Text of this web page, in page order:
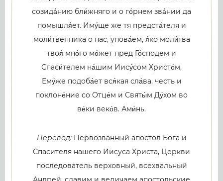
созида́нию бли́жняго и о го́рнем зва́нии да
помышля́ет. Иму́ще же тя предста́теля и
моли́твенника о нас, упова́ем, я́ко моли́тва
твоя́ мно́го мо́жет пред Го́сподем и
Спаси́телем на́шим Иису́сом Христо́м,
Ему́же подоба́ет вся́кая сла́ва, честь и
поклоне́ние со Отце́м и Святы́м Ду́хом во
ве́ки веко́в. Ами́нь.
Перевод:Первозванный апостол Бога и
Спасителя нашего Иисуса Христа, Церкви
последователь верховный, всехвальный